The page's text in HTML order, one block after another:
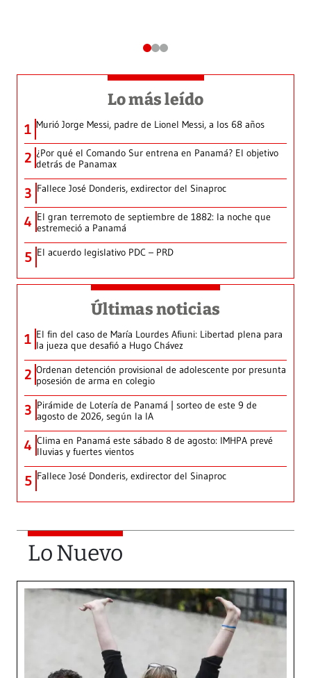
Lo más leído
1 Murió Jorge Messi, padre de Lionel Messi, a los 68 años
2 ¿Por qué el Comando Sur entrena en Panamá? El objetivo
detrás de Panamax
3 Fallece José Donderis, exdirector del Sinaproc
4 El gran terremoto de septiembre de 1882: la noche que
estremeció a Panamá
5 El acuerdo legislativo PDC – PRD
Últimas noticias
1 El fin del caso de María Lourdes Afiuni: Libertad plena para
la jueza que desafió a Hugo Chávez
2 Ordenan detención provisional de adolescente por presunta
posesión de arma en colegio
3 Pirámide de Lotería de Panamá | sorteo de este 9 de
agosto de 2026, según la IA
4 Clima en Panamá este sábado 8 de agosto: IMHPA prevé
lluvias y fuertes vientos
5 Fallece José Donderis, exdirector del Sinaproc
Lo Nuevo